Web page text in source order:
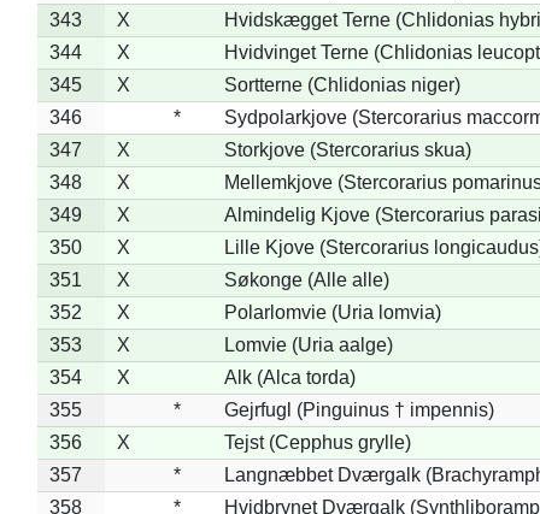
343
X
Hvidskægget Terne (Chlidonias
344
X
Hvidvinget Terne (Chlidonias
345
X
Sortterne (Chlidonias niger)
346
*
Sydpolarkjove (Stercorarius
347
X
Storkjove (Stercorarius skua)
348
X
Mellemkjove (Stercorarius
349
X
Almindelig Kjove (Stercorarius
350
X
Lille Kjove (Stercorarius
351
X
Søkonge (Alle alle)
352
X
Polarlomvie (Uria lomvia)
353
X
Lomvie (Uria aalge)
354
X
Alk (Alca torda)
355
*
Gejrfugl (Pinguinus † impennis)
356
X
Tejst (Cepphus grylle)
357
*
Langnæbbet Dværgalk
358
* Hvidbrynet Dværgalk